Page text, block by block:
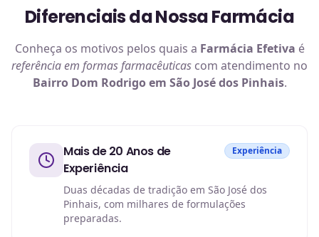
Diferenciais da Nossa Farmácia
Conheça os motivos pelos quais a Farmácia Efetiva é
referência em formas farmacêuticas com atendimento no
Bairro Dom Rodrigo em São José dos Pinhais.
Mais de 20 Anos de
Experiência
Experiência
Duas décadas de tradição em São José dos
Pinhais, com milhares de formulações
preparadas.